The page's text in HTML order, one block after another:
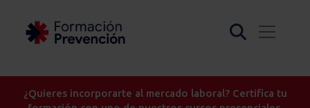
¿Quieres incorporarte al mercado laboral? Certifica tu